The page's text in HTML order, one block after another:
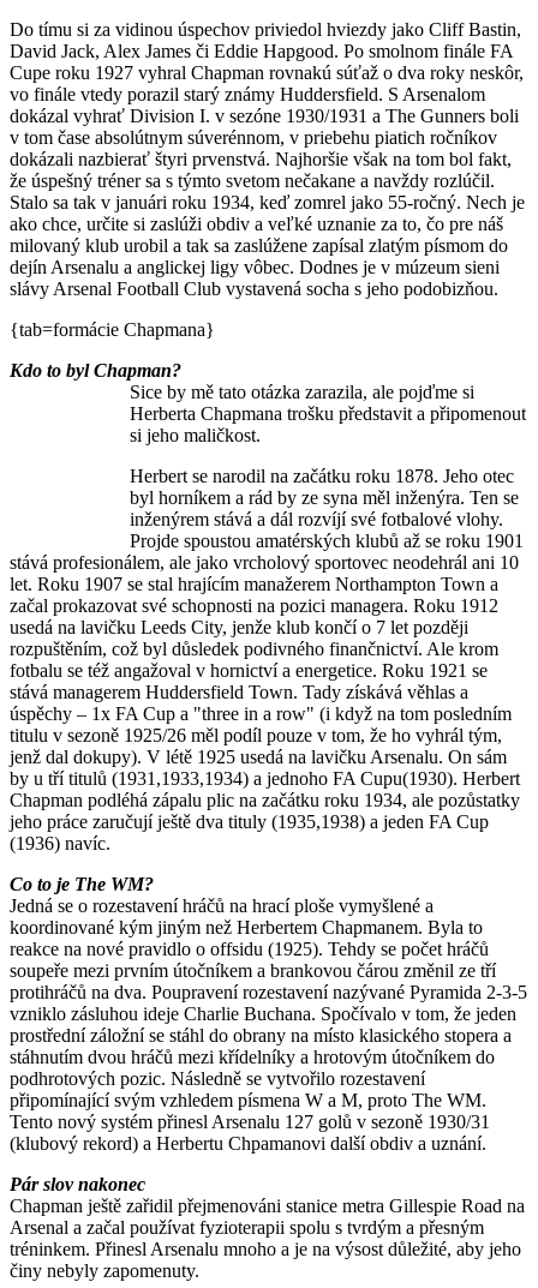
Do tímu si za vidinou úspechov priviedol hviezdy jako Cliff Bastin,
David Jack, Alex James či Eddie Hapgood. Po smolnom finále FA
Cupe roku 1927 vyhral Chapman rovnakú súťaž o dva roky neskôr,
vo finále vtedy porazil starý známy Huddersfield. S Arsenalom
dokázal vyhrať Division I. v sezóne 1930/1931 a The Gunners boli
v tom čase absolútnym súverénnom, v priebehu piatich ročníkov
dokázali nazbierať štyri prvenstvá. Najhoršie však na tom bol fakt,
že úspešný tréner sa s týmto svetom nečakane a navždy rozlúčil.
Stalo sa tak v januári roku 1934, keď zomrel jako 55-ročný. Nech je
ako chce, určite si zaslúži obdiv a veľké uznanie za to, čo pre náš
milovaný klub urobil a tak sa zaslúžene zapísal zlatým písmom do
dejín Arsenalu a anglickej ligy vôbec. Dodnes je v múzeum sieni
slávy Arsenal Football Club vystavená socha s jeho podobizňou.
{tab=formácie Chapmana}
Kdo to byl Chapman?
Sice by mě tato otázka zarazila, ale pojďme si
Herberta Chapmana trošku představit a připomenout
si jeho maličkost.
Herbert se narodil na začátku roku 1878. Jeho otec
byl horníkem a rád by ze syna měl inženýra. Ten se
inženýrem stává a dál rozvíjí své fotbalové vlohy.
Projde spoustou amatérských klubů až se roku 1901
stává profesionálem, ale jako vrcholový sportovec neodehrál ani 10
let. Roku 1907 se stal hrajícím manažerem Northampton Town a
začal prokazovat své schopnosti na pozici managera. Roku 1912
usedá na lavičku Leeds City, jenže klub končí o 7 let později
rozpuštěním, což byl důsledek podivného finančnictví. Ale krom
fotbalu se též angažoval v hornictví a energetice. Roku 1921 se
stává managerem Huddersfield Town. Tady získává věhlas a
úspěchy – 1x FA Cup a "three in a row" (i když na tom posledním
titulu v sezoně 1925/26 měl podíl pouze v tom, že ho vyhrál tým,
jenž dal dokupy). V létě 1925 usedá na lavičku Arsenalu. On sám
by u tří titulů (1931,1933,1934) a jednoho FA Cupu(1930). Herbert
Chapman podléhá zápalu plic na začátku roku 1934, ale pozůstatky
jeho práce zaručují ještě dva tituly (1935,1938) a jeden FA Cup
(1936) navíc.
Co to je The WM?
Jedná se o rozestavení hráčů na hrací ploše vymyšlené a
koordinované kým jiným než Herbertem Chapmanem. Byla to
reakce na nové pravidlo o offsidu (1925). Tehdy se počet hráčů
soupeře mezi prvním útočníkem a brankovou čárou změnil ze tří
protihráčů na dva. Poupravení rozestavení nazývané Pyramida 2-3-5
vzniklo zásluhou ideje Charlie Buchana. Spočívalo v tom, že jeden
prostřední záložní se stáhl do obrany na místo klasického stopera a
stáhnutím dvou hráčů mezi křídelníky a hrotovým útočníkem do
podhrotových pozic. Následně se vytvořilo rozestavení
připomínající svým vzhledem písmena W a M, proto The WM.
Tento nový systém přinesl Arsenalu 127 golů v sezoně 1930/31
(klubový rekord) a Herbertu Chpamanovi další obdiv a uznání.
Pár slov nakonec
Chapman ještě zařidil přejmenováni stanice metra Gillespie Road na
Arsenal a začal používat fyzioterapii spolu s tvrdým a přesným
tréninkem. Přinesl Arsenalu mnoho a je na výsost důležité, aby jeho
činy nebyly zapomenuty.